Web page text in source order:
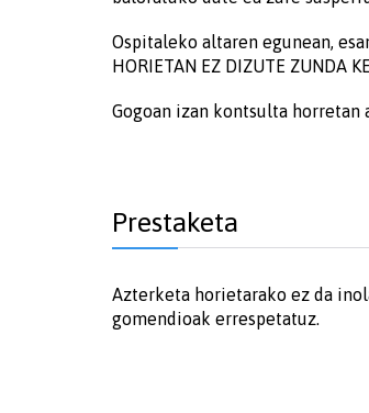
Ospitaleko altaren egunean,
HORIETAN EZ DIZUTE ZUNDA
Gogoan izan kontsulta
Prestaketa
Azterketa horietarako ez da
gomendioak errespetatuz.